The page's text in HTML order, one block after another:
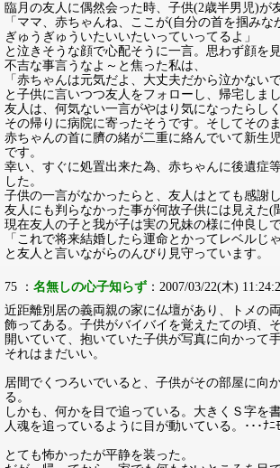
臨月の友人に偶然会った時、子供(2歳半男児)が
「ママ、赤ちゃんね、ここが(自分の首を掴みな
ぎゅうぎゅういたいいたいっていってるよ」
と泣きそうな顔で心配そうに一言。思わず顔を
不吉な事言うなよ～と焦った私は、
「赤ちゃんは元気だよ、大丈夫だから泣かないで
と子供に言いつつ友人をフォローし、帰宅しまし
友人は、何気ない一言がやはり気になったらしく
その帰りに病院に寄ったそうです。そしてその
赤ちゃんの首に臍の緒が二重に絡んでいて新生
です。
幸い、すぐに処置出来た為、赤ちゃんに後遺症
した。
子供の一言がなかったらと、友人はとても感謝
友人にも判らなかった事が何故子供には見えた
現在友人の子と我が子は実の兄妹の様に仲良し
「これで将来結婚したら運命とかってレベルじ
と友人と言いながらのんびり見守っています。
75 ： 名無しの心子知らず ：2007/03/22(木)
近距離別居の義両親の家に仏壇があり、トメの
飾ってある。子供がバイバイを覚えたての頃、
開いていて、抱いていた子供が写真に向かって手
それはまだいい。
居間でくつろいでいると、子供がその部屋に向
る。
しかも、何かを目で追っている。大きくＳ字を
人魂を追っているように目が動いている。･･･ﾅﾆﾓ
とても怖かったが平静を装った。